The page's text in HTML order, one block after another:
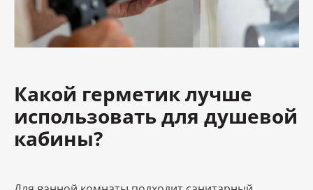
Какой герметик лучше
использовать для душевой
кабины?